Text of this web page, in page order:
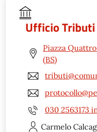
Ufficio Tributi
Piazza
(BS)
030 2563173
Carmelo